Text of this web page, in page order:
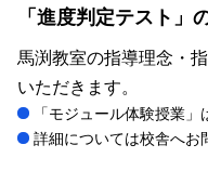
「進度判定テスト」
馬渕教室の指導理念・
いただきます。
「モジュール体験授業
詳細については校舎へお